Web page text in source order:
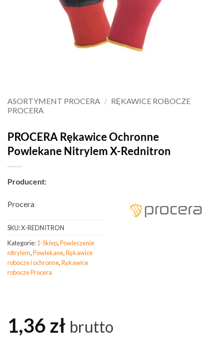
ASORTYMENT PROCERA / RĘKAWICE ROBOCZE
PROCERA
PROCERA Rękawice Ochronne
Powlekane Nitrylem X-Rednitron
Producent:
Procera
SKU:X-REDNITRON
Kategorie:1-Sklep,Powleczenie
nitrylem,Powlekane,Rękawice
robocze i ochronne,Rękawice
robocze Procera
1,36 zł brutto